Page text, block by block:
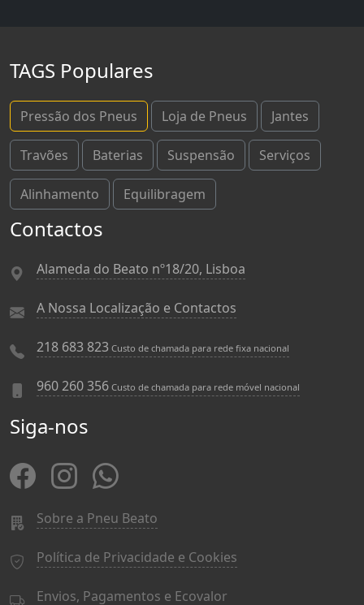
TAGS Populares
Pressão dos Pneus Loja de Pneus Jantes
Travões Baterias Suspensão Serviços
Alinhamento Equilibragem
Contactos
Alameda do Beato nº18/20, Lisboa
A Nossa Localização e Contactos
218 683 823 Custo de chamada para rede fixa nacional
960 260 356 Custo de chamada para rede móvel nacional
Siga-nos
Sobre a Pneu Beato
Política de Privacidade e Cookies
Envios, Pagamentos e Ecovalor